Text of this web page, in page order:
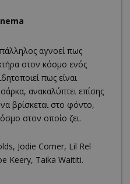
αγνοεί πως
στον κόσμο ενός
πως είναι
ανακαλύπτει επίσης
βρίσκεται στο φόντο,
στον οποίο ζει.
Jodie Comer, Lil Rel
Keery, Taika Waititi.